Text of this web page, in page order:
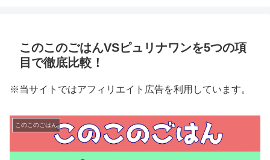
このこのごはんVSピュリナワンを5つの項
目で徹底比較！
※当サイトではアフィリエイト広告を利用しています。
このこのごはん